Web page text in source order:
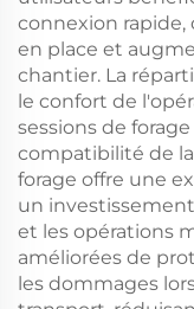
connexion
en place et
chantier. La
le confort de
sessions de
compatibilité de
forage offre une
un
et les opérations
améliorées de
les dommages